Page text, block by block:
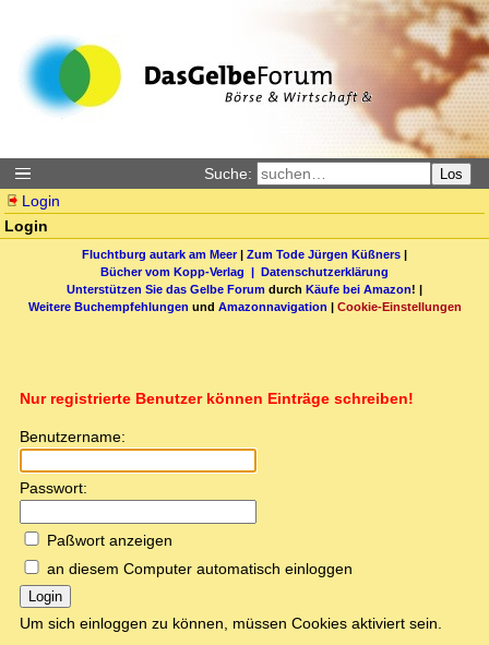
Suche: Los
Login
Login
Fluchtburg autark am Meer| Zum Tode Jürgen Küßners |
Bücher vom Kopp-Verlag | Datenschutzerklärung
Unterstützen Sie das Gelbe Forum durch Käufe bei Amazon! |
Weitere Buchempfehlungen und Amazonnavigation | Cookie-Einstellungen
Nur registrierte Benutzer können Einträge schreiben!
Benutzername:
Passwort:
Paßwort anzeigen
an diesem Computer automatisch einloggen
Login
Um sich einloggen zu können, müssen Cookies aktiviert sein.